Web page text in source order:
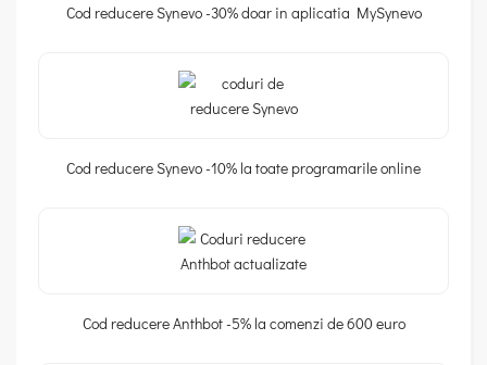
Cod reducere Synevo -30% doar in aplicatia MySynevo
Cod reducere Synevo -10% la toate programarile online
Cod reducere Anthbot -5% la comenzi de 600 euro